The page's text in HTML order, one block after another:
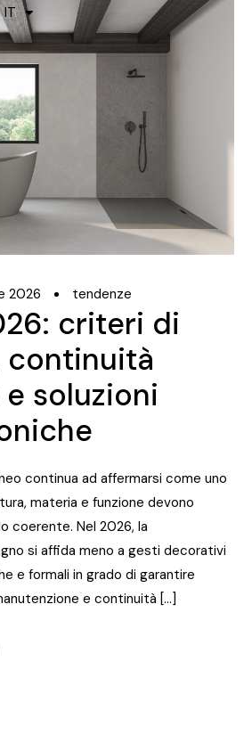
IT
ES
2026 tendenze
criteri di
continuità
soluzioni
continua ad affermarsi come uno
materia e funzione devono
coerente. Nel 2026, la
si affida meno a gesti decorativi
e formali in grado di garantire
e continuità […]